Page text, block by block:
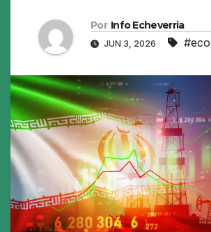
Por Info Echeverria
JUN 3, 2026